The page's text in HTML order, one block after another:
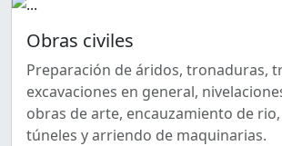
Obras civiles
Preparación de áridos, tronaduras,
excavaciones en general,
obras de arte, encauzamiento de
túneles y arriendo de maquinarias.